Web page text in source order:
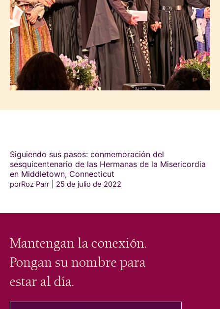
Siguiendo sus pasos: conmemoración del
sesquicentenario de las Hermanas de la Misericordia
en Middletown, Connecticut
porRoz Parr 25 de julio de 2022
Mantengan la conexión.
Pongan su nombre para
estar al día.